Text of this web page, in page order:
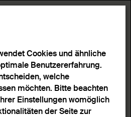
Cookies und ähnliche
Benutzererfahrung.
welche
möchten. Bitte beachten
Einstellungen womöglich
der Seite zur